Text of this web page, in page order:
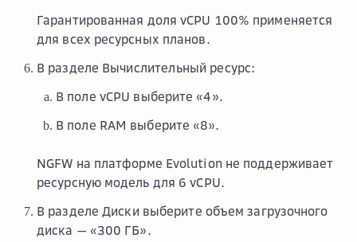
Гарантированная доля vCPU 100% применяется
для всех ресурсных планов.
В разделе Вычислительный ресурс:
В поле vCPU выберите «4».
В поле RAM выберите «8».
NGFW на платформе Evolution не поддерживает
ресурсную модель для 6 vCPU.
В разделе Дискивыберите объем загрузочного
диска — «300 ГБ».